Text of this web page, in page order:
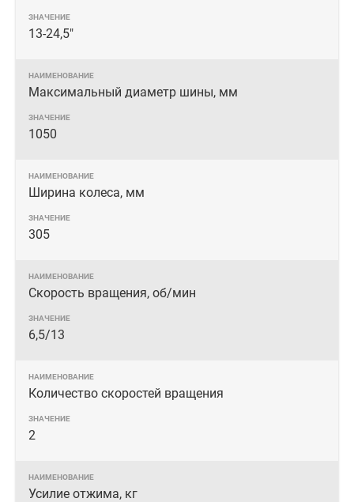
13-24,5"
Максимальный диаметр шины, мм
1050
Ширина колеса, мм
305
Скорость вращения, об/мин
6,5/13
Количество скоростей вращения
2
Усилие отжима, кг